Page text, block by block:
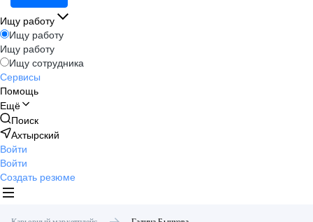
Ищу работу
Ищу работу
Ищу работу
Ищу сотрудника
Сервисы
Помощь
Ещё
Поиск
Ахтырский
Войти
Войти
Создать резюме